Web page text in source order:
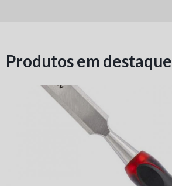
Produtos em destaque